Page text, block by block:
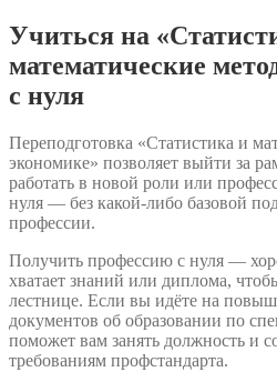
Учиться на
математические
с нуля
Переподготовка «Статистика и
экономике» позволяет выйти за
работать в новой роли или
нуля — без какой-либо базовой
профессии.
Получить профессию с нуля —
хватает знаний или диплома,
лестнице. Если вы идёте на
документов об образовании по
поможет вам занять должность и
требованиям профстандарта.